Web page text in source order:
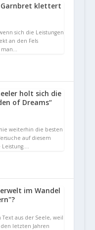
Garnbret klettert
sich die Leistungen
an den Fels
man…
holt sich die
of Dreams“
weiterhin die besten
auf diesem
Leistung.…
im Wandel
aus der Seele, weil
letzten Jahren